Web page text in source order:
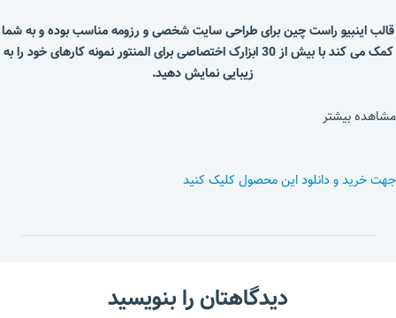
قالب اینبیو راست چین برای طراحی سایت شخصی و رزومه مناسب بوده و به شما
کمک می کند با بیش از 30 ابزارک اختصاصی برای المنتور نمونه کارهای خود را به
زیبایی نمایش دهید.
مشاهده بیشتر
جهت خرید و دانلود این محصول کلیک کنید
دیدگاهتان را بنویسید